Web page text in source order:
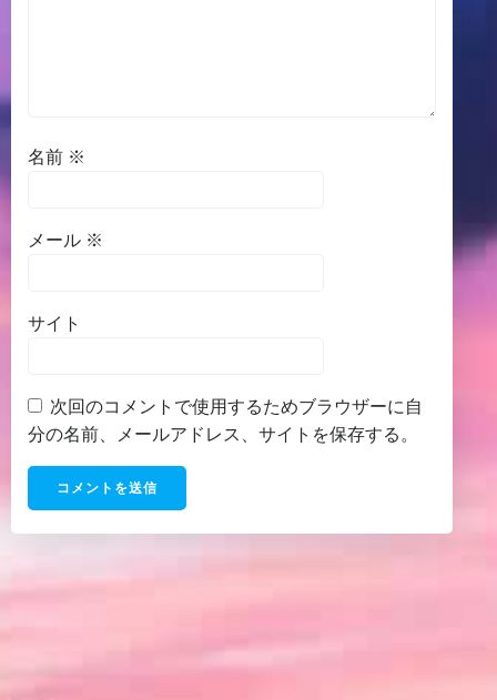
名前 ※
メール ※
サイト
次回のコメントで使用するためブラウザーに自
分の名前、メールアドレス、サイトを保存する。